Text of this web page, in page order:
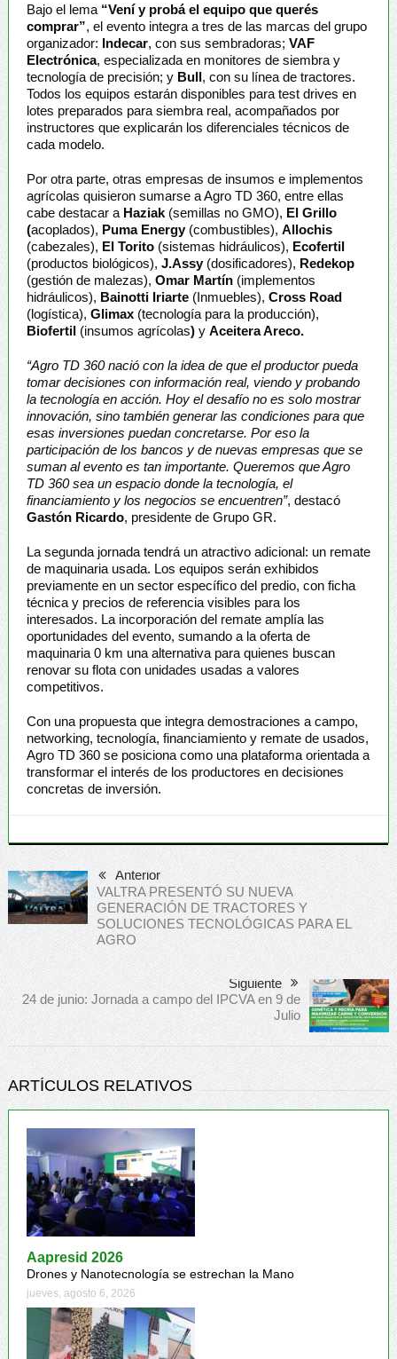
Bajo el lema “Vení y probá el equipo que querés
comprar”, el evento integra a tres de las marcas del grupo
organizador: Indecar, con sus sembradoras; VAF
Electrónica, especializada en monitores de siembra y
tecnología de precisión; y Bull, con su línea de tractores.
Todos los equipos estarán disponibles para test drives en
lotes preparados para siembra real, acompañados por
instructores que explicarán los diferenciales técnicos de
cada modelo.
Por otra parte, otras empresas de insumos e implementos
agrícolas quisieron sumarse a Agro TD 360, entre ellas
cabe destacar a Haziak (semillas no GMO), El Grillo
(acoplados), Puma Energy (combustibles), Allochis
(cabezales), El Torito (sistemas hidráulicos), Ecofertil
(productos biológicos), J.Assy (dosificadores), Redekop
(gestión de malezas), Omar Martín (implementos
hidráulicos), Bainotti Iriarte (Inmuebles), Cross Road
(logística), Glimax (tecnología para la producción),
Biofertil (insumos agrícolas) y Aceitera Areco.
“Agro TD 360 nació con la idea de que el productor pueda
tomar decisiones con información real, viendo y probando
la tecnología en acción. Hoy el desafío no es solo mostrar
innovación, sino también generar las condiciones para que
esas inversiones puedan concretarse. Por eso la
participación de los bancos y de nuevas empresas que se
suman al evento es tan importante. Queremos que Agro
TD 360 sea un espacio donde la tecnología, el
financiamiento y los negocios se encuentren”, destacó
Gastón Ricardo, presidente de Grupo GR.
La segunda jornada tendrá un atractivo adicional: un remate
de maquinaria usada. Los equipos serán exhibidos
previamente en un sector específico del predio, con ficha
técnica y precios de referencia visibles para los
interesados. La incorporación del remate amplía las
oportunidades del evento, sumando a la oferta de
maquinaria 0 km una alternativa para quienes buscan
renovar su flota con unidades usadas a valores
competitivos.
Con una propuesta que integra demostraciones a campo,
networking, tecnología, financiamiento y remate de usados,
Agro TD 360 se posiciona como una plataforma orientada a
transformar el interés de los productores en decisiones
concretas de inversión.
Anterior
VALTRA PRESENTÓ SU NUEVA
GENERACIÓN DE TRACTORES Y
SOLUCIONES TECNOLÓGICAS PARA EL
AGRO
Siguiente
24 de junio: Jornada a campo del IPCVA en 9 de
Julio
ARTÍCULOS RELATIVOS
Aapresid 2026
Drones y Nanotecnología se estrechan la Mano
jueves, agosto 6, 2026